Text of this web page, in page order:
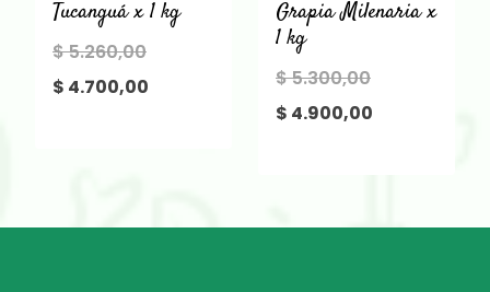
Tucanguá x 1 kg
$5.260,00El
precio
$ 4.700,00
$ 4.700,00.
Grapia Milenaria x
1 kg
$5.300,00El
precio
$ 4.900,00